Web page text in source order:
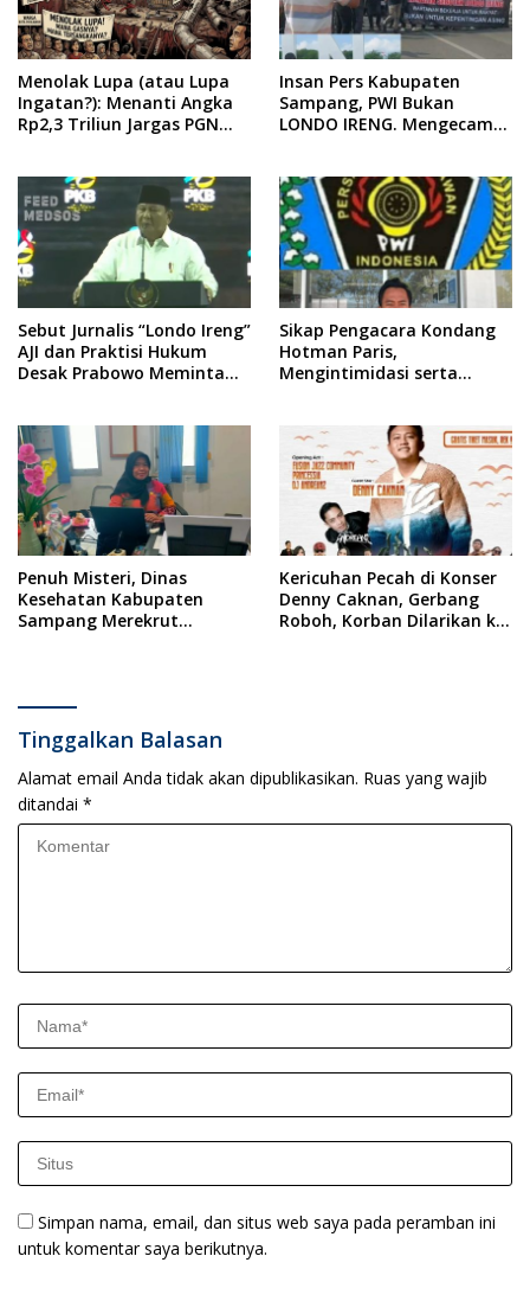
Menolak Lupa (atau Lupa
Ingatan?): Menanti Angka
Rp2,3 Triliun Jargas PGN
Insan Pers Kabupaten
Sampang, PWI Bukan
LONDO IRENG. Mengecam
Republik Indonesia
Sebut Jurnalis “Londo Ireng”
AJI dan Praktisi Hukum
Desak Prabowo Meminta
Sikap Pengacara Kondang
Hotman Paris,
Mengintimidasi serta
Sampang Angkat Bicara
Penuh Misteri, Dinas
Kesehatan Kabupaten
Sampang Merekrut
Kericuhan Pecah di Konser
Denny Caknan, Gerbang
Roboh, Korban Dilarikan ke
Tinggalkan Balasan
Alamat email Anda tidak akan dipublikasikan. Ruas yang wajib
ditandai *
Simpan nama, email, dan situs web saya pada peramban ini
untuk komentar saya berikutnya.